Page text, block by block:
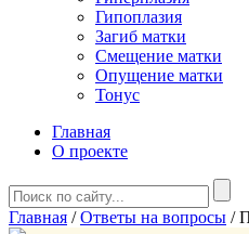
Гипоплазия
Загиб матки
Смещение матки
Опущение матки
Тонус
Главная
О проекте
Главная /Ответы на вопросы /